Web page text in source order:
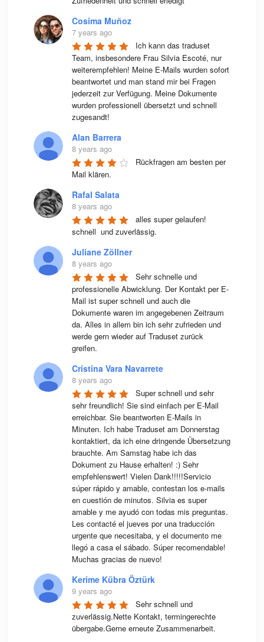
Cosima Muñoz
7 years ago
Ich kann das traduset
Team, insbesondere Frau Silvia Escoté, nur
weiterempfehlen! Meine E-Mails wurden sofort
beantwortet und man stand mir bei Fragen
jederzeit zur Verfügung. Meine Dokumente
wurden professionell übersetzt und schnell
zugesandt!
Alan Barrera
8 years ago
Rückfragen am besten per
Mail klären.
Rafal Salata
8 years ago
alles super gelaufen!
schnell  und zuverlässig.
Juliane Zöllner
8 years ago
Sehr schnelle und
professionelle Abwicklung. Der Kontakt per E-
Mail ist super schnell und auch die
Dokumente waren im angegebenen Zeitraum
da. Alles in allem bin ich sehr zufrieden und
werde gern wieder auf Traduset zurück
greifen.
Cristina Vara Navarrete
8 years ago
Super schnell und sehr
sehr freundlich! Sie sind einfach per E-Mail
erreichbar. Sie beantworten E-Mails in
Minuten. Ich habe Traduset am Donnerstag
kontaktiert, da ich eine dringende Übersetzung
brauchte. Am Samstag habe ich das
Dokument zu Hause erhalten! :) Sehr
empfehlenswert! Vielen Dank!!!!!Servicio
súper rápido y amable, contestan los e-mails
en cuestión de minutos. Silvia es super
amable y me ayudó con todas mis preguntas.
Les contacté el jueves por una traducción
urgente que necesitaba, y el documento me
llegó a casa el sábado. Súper recomendable!
Muchas gracias de nuevo!
Kerime Kübra Öztürk
9 years ago
Sehr schnell und
zuverlässig.Nette Kontakt, termingerechte
übergabe.Gerne erneute Zusammenarbeit.